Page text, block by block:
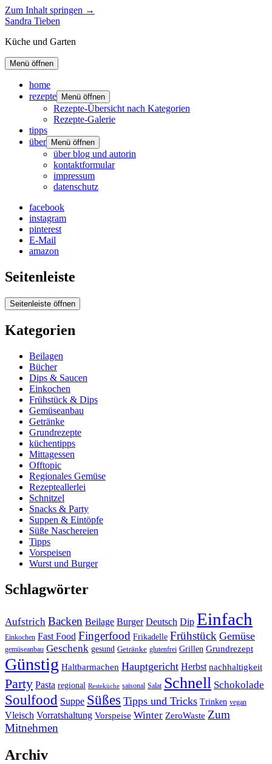
Zum Inhalt springen →
Sandra Tieben
Küche und Garten
Menü öffnen
home
rezepte
Menü öffnen
Rezepte-Übersicht nach Kategorien
Rezepte-Galerie
tipps
über
Menü öffnen
über blog und autorin
kontaktformular
impressum
datenschutz
facebook
instagram
pinterest
E-Mail
amazon
Seitenleiste
Seitenleiste öffnen
Kategorien
Beilagen
Bücher
Dips & Saucen
Einkochen
Frühstück & Dips
Gemüseanbau
Getränke
Grundrezepte
küchentipps
Mittagessen
Offtopic
Regionales Gemüse
Rezepteallerlei
Schnitzel
Snacks & Party
Suppen & Eintöpfe
Süße Naschereien
Tipps
Vorspeisen
Wurst und Burger
Schlagwörter
Aufstrich Backen Beilage Burger Deutsch Dip Einfach
Einkochen Fast Food Fingerfood Frikadelle Frühstück Gemüse
gemüseanbau Geschenk gesund Getränke glutenfrei Grillen Grundrezept
Günstig Haltbarmachen Hauptgericht Herbst nachhaltigkeit
Party Pasta regional Resteküche saisonal Salat Schnell Schokolade
Soulfood Suppe Süßes Tipps und Tricks Trinken vegan
Vleisch Vorratshaltung Vorspeise Winter ZeroWaste Zum
Mitnehmen
Archiv